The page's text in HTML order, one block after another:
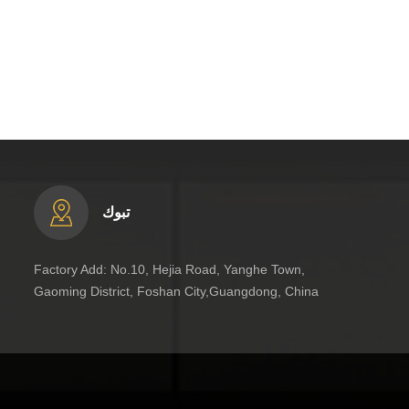
تبوك
Factory Add: No.10, Hejia Road, Yanghe Town,
Gaoming District, Foshan City,Guangdong, China